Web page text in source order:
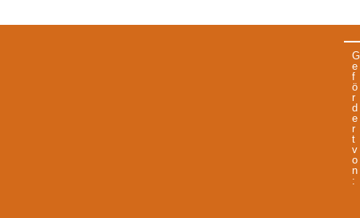
G
e
f
ö
r
d
e
r
t
v
o
n
: